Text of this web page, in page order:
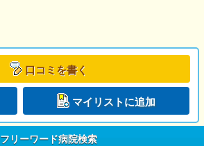
口コミを書く
マイリストに追加
フリーワード病院検索